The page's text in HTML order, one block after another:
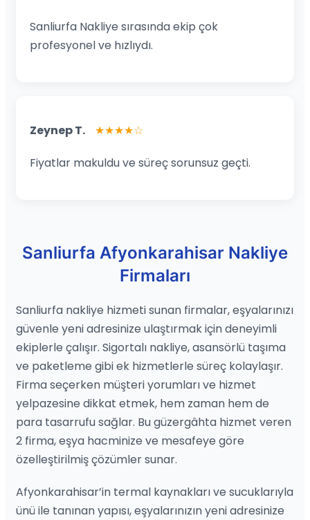
Sanliurfa Nakliye sırasında ekip çok
profesyonel ve hızlıydı.
Zeynep T. ★★★★☆
Fiyatlar makuldu ve süreç sorunsuz geçti.
Sanliurfa Afyonkarahisar Nakliye
Firmaları
Sanliurfa nakliye hizmeti sunan firmalar, eşyalarınızı
güvenle yeni adresinize ulaştırmak için deneyimli
ekiplerle çalışır. Sigortalı nakliye, asansörlü taşıma
ve paketleme gibi ek hizmetlerle süreç kolaylaşır.
Firma seçerken müşteri yorumları ve hizmet
yelpazesine dikkat etmek, hem zaman hem de
para tasarrufu sağlar. Bu güzergâhta hizmet veren
2 firma, eşya hacminize ve mesafeye göre
özelleştirilmiş çözümler sunar.
Afyonkarahisar’in termal kaynakları ve sucuklarıyla
ünü ile tanınan yapısı, eşyalarınızın yeni adresinize